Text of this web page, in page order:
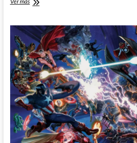
siendo
imbécil:
Razones
para
provocar
el
fin
el
mundo
(II)